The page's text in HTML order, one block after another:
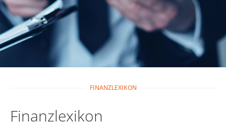
FINANZLEXIKON
Finanzlexikon